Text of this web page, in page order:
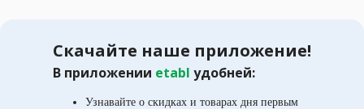
Скачайте наше приложение!
В приложении etabl удобней:
Узнавайте о скидках и товарах дня первым